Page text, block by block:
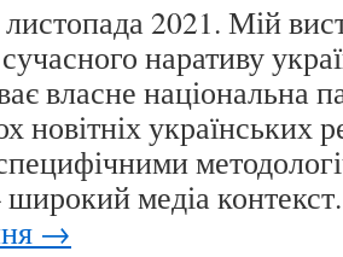
2021. Мій
наративу
власне національна
новітніх українських
широкий медіа
→